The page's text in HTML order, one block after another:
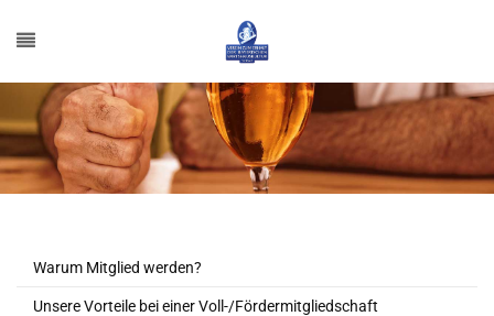
Warum Mitglied werden?
Unsere Vorteile bei einer Voll-/Fördermitgliedschaft